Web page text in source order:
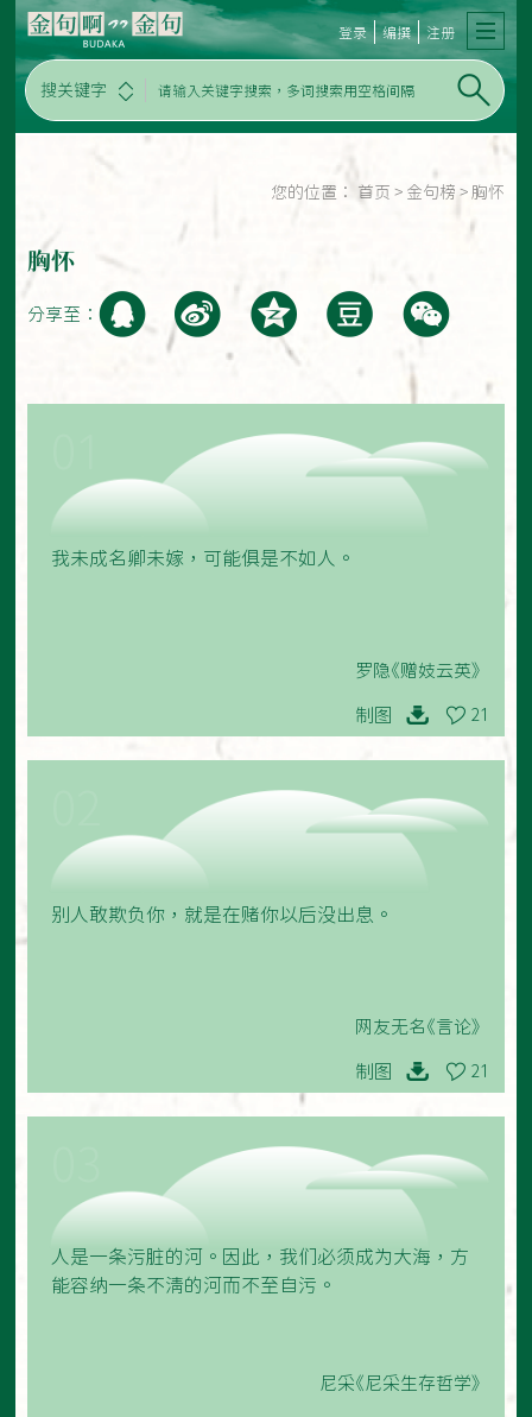
搜关键字
登录 编撰 注册
您的位置： 首页 > 金句榜 > 胸怀
胸怀
分享至：
我未成名卿未嫁，可能俱是不如人。
罗隐《赠妓云英》
制图 21
别人敢欺负你，就是在赌你以后没出息。
网友无名《言论》
制图 21
人是一条污脏的河。因此，我们必须成为大海，方
能容纳一条不清的河而不至自污。
尼采《尼采生存哲学》